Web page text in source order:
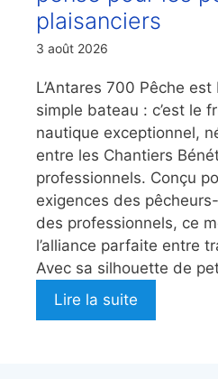
plaisanciers
3 août 2026
L’Antares 700 Pêche est
simple bateau : c’est le
nautique exceptionnel,
entre les Chantiers
professionnels. Conçu
exigences des
des professionnels, ce
l’alliance parfaite entre
Avec sa silhouette de
Lire la suite